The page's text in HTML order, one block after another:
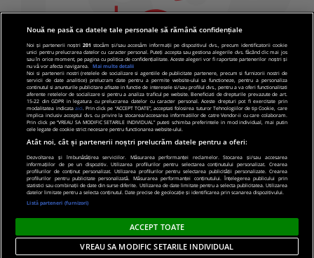
© 2019 PRO TV S.R.L |Politica de Cookie|Politica
de confidentialitate
Nouă ne pasă ca datele tale personale să rămână confidențiale
Noi și partenerii noștri201 stocăm și/sau accesăm informații pe dispozitivul dvs., precum identificatorii cookie
unici pentru prelucrarea datelor cu caracter personal. Puteți accepta sau gestiona alegerile dvs. făcând clic mai jos
sau în orice moment, pe pagina cu politica de confidențialitate. Aceste alegeri vor fi raportate partenerilor noștri și
nu vă vor afecta navigarea.
Mai multe detalii
Noi si partenerii nostri (retelele de socializare si agentiile de publicitate partenere, precum si furnizorii nostri de
servicii de date analitice) prelucram date pentru a permite website-ului sa functioneze, pentru a personaliza
continutul si anunturile publicitare afisate in functie de interesele si/sau profilul dvs., pentru a va oferi functionalitati
aferente retelelor de socializare si pentru a analiza traficul pe website. Beneficiati de drepturile prevazute de art.
15-22 din GDPR in legatura cu prelucrarea datelor cu caracter personal. Aceste drepturi pot fi exercitate prin
modalitatea indicata aici. Prin click pe “ACCEPT TOATE”, acceptati folosirea tuturor Tehnologiilor de tip Cookie, care
implica inclusiv acceptul dvs. cu privire la stocarea/accesarea informatiilor de catre Vendor-ii cu care colaboram.
Prin click pe “VREAU SA MODIFIC SETARILE INDIVIDUAL” puteti schimba preferintele in mod individual, mai putin
cele legate de cookie strict necesare pentru functionarea website-ului.
Atât noi, cât și partenerii noștri prelucrăm datele pentru a oferi:
Dezvoltarea și îmbunătățirea serviciilor. Măsurarea performanței reclamelor. Stocarea și/sau accesarea
informațiilor de pe un dispozitiv. Utilizarea profilurilor pentru selectarea conținutului personalizat. Crearea
profilurilor de conținut personalizat. Utilizarea profilurilor pentru selectarea publicității personalizate. Crearea
profilurilor pentru publicitate personalizată. Măsurarea performanței conținutului. Înțelegerea publicului prin
statistici sau combinații de date din surse diferite. Utilizarea de date limitate pentru a selecta publicitatea. Utilizarea
datelor limitate pentru a selecta conținutul. Date precise de geolocație și identificarea prin scanarea dispozitivului.
Listă parteneri (furnizori)
ACCEPT TOATE
VREAU SA MODIFIC SETARILE INDIVIDUAL